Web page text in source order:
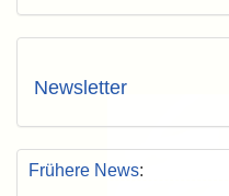
Newsletter
Frühere News: